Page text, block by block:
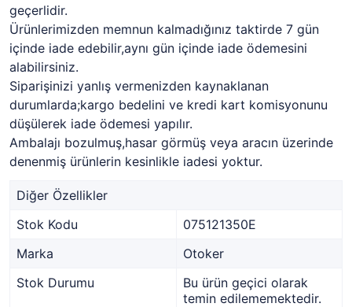
geçerlidir.
Ürünlerimizden memnun kalmadığınız taktirde 7 gün
içinde iade edebilir,aynı gün içinde iade ödemesini
alabilirsiniz.
Siparişinizi yanlış vermenizden kaynaklanan
durumlarda;kargo bedelini ve kredi kart komisyonunu
düşülerek iade ödemesi yapılır.
Ambalajı bozulmuş,hasar görmüş veya aracın üzerinde
denenmiş ürünlerin kesinlikle iadesi yoktur.
Diğer Özellikler
Stok Kodu
075121350E
Marka
Otoker
Stok Durumu
Bu ürün geçici olarak
temin edilememektedir.